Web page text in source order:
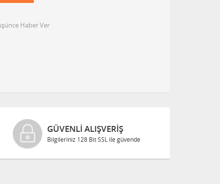
Haber Ver
GÜVENLI ALIŞVERIŞ
Bilgileriniz 128 Bit SSL ile güvende